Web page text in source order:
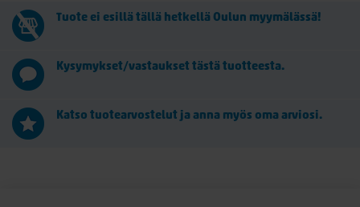
Tuote ei esillä tällä hetkellä Oulun myymälässä!
Kysymykset/vastaukset tästä tuotteesta.
Katso tuotearvostelut ja anna myös oma arviosi.